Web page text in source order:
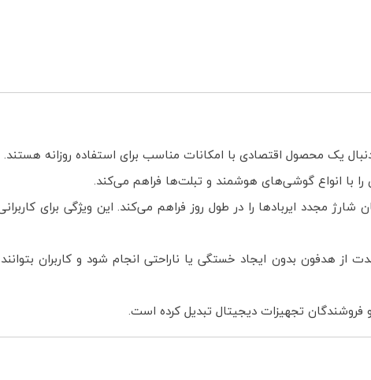
را با انواع گوشی‌های هوشمند و تبلت‌ها فراهم می‌کند.
مجدد ایربادها را در طول روز فراهم می‌کند. این ویژگی برای
هدفون بدون ایجاد خستگی یا ناراحتی انجام شود و کاربران